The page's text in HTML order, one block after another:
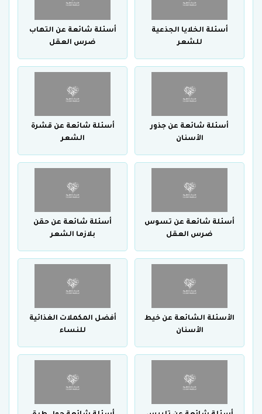
أسئلة الخلايا الجذعية
للشعر
أسئلة شائعة عن التهاب
ضرس العقل
أسئلة شائعة عن جذور
الأسنان
أسئلة شائعة عن قشرة
الشعر
أسئلة شائعة عن تسوس
ضرس العقل
أسئلة شائعة عن حقن
بلازما الشعر
الأسئلة الشائعة عن خيط
الأسنان
أفضل المكملات الغذائية
للنساء